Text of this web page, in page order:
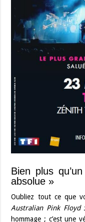
Bien plus
absolue »
Oubliez tout ce que
Australian Pink Floyd
hommage ; c’est une